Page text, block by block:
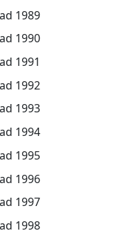
1989
1990
1991
1992
1993
1994
1995
1996
1997
1998